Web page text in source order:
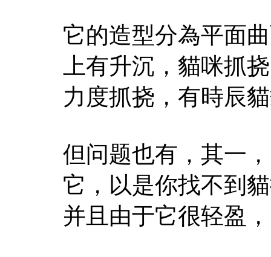
它的造型分為平面
上有升沉，貓咪抓
力度抓挠，有時辰
但问题也有，其一
它，以是你找不到
并且由于它很轻盈